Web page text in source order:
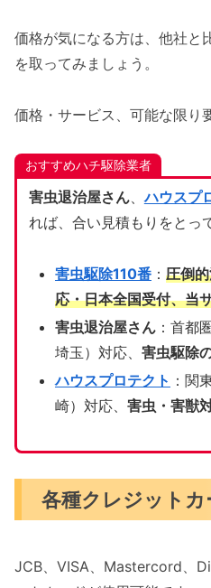
価格が気になる方は、他社と
を取ってみましょう。
価格・サービス、可能な限り
おすすめハチ駆除業者
害虫退治屋さん、ハウスプ
れば、合い見積もりをとっ
害虫駆除110番： 圧倒
応・日本全国受付、当
害虫退治屋さん：首都
埼玉）対応、 害虫駆除
ハウスプロテクト ：関
崎）対応、 害虫・害獣
各種クレジット
JCB、VISA、Mastercord、